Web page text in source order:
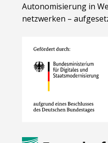
Autonomisierung in
netzwerken –